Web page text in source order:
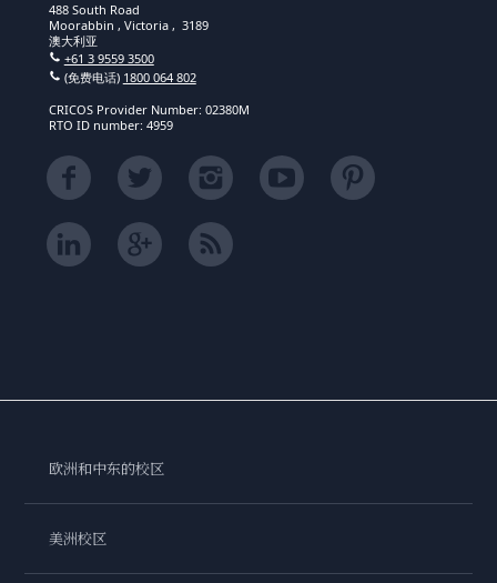
488 South Road
Moorabbin , Victoria , 3189
澳大利亚
+61 3 9559 3500
(免费电话) 1800 064 802
CRICOS Provider Number: 02380M
RTO ID number: 4959
欧洲和中东的校区
美洲校区